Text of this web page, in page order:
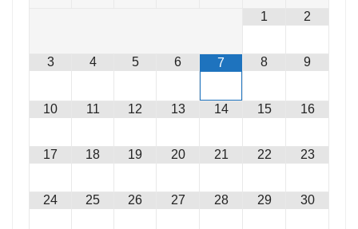
1
2
3 4 5 6 7 8 9
10 11 12 13 14 15 16
17 18 19 20 21 22 23
24 25 26 27 28 29 30